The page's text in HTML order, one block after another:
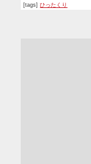
[tags]ひったくり